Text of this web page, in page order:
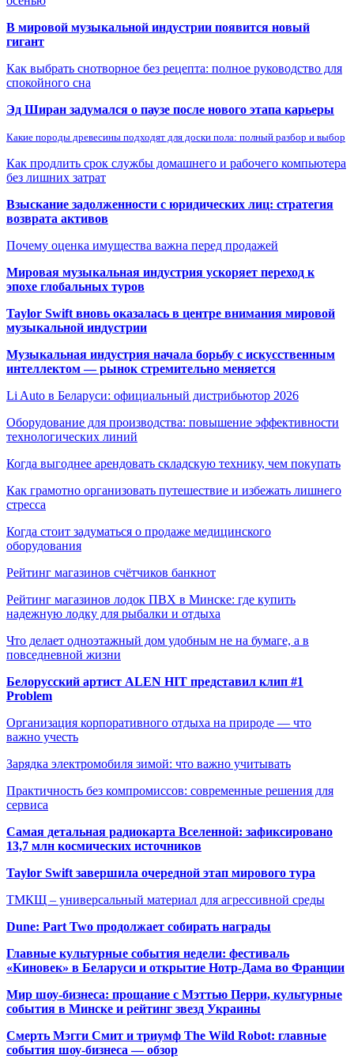
В мировой музыкальной индустрии появится новый
гигант
Как выбрать снотворное без рецепта: полное руководство для
спокойного сна
Эд Ширан задумался о паузе после нового этапа карьеры
Какие породы древесины подходят для доски пола: полный разбор и выбор
Как продлить срок службы домашнего и рабочего компьютера
без лишних затрат
Взыскание задолженности с юридических лиц: стратегия
возврата активов
Почему оценка имущества важна перед продажей
Мировая музыкальная индустрия ускоряет переход к
эпохе глобальных туров
Taylor Swift вновь оказалась в центре внимания мировой
музыкальной индустрии
Музыкальная индустрия начала борьбу с искусственным
интеллектом — рынок стремительно меняется
Li Auto в Беларуси: официальный дистрибьютор 2026
Оборудование для производства: повышение эффективности
технологических линий
Когда выгоднее арендовать складскую технику, чем покупать
Как грамотно организовать путешествие и избежать лишнего
стресса
Когда стоит задуматься о продаже медицинского
оборудования
Рейтинг магазинов счётчиков банкнот
Рейтинг магазинов лодок ПВХ в Минске: где купить
надежную лодку для рыбалки и отдыха
Что делает одноэтажный дом удобным не на бумаге, а в
повседневной жизни
Белорусский артист ALEN HIT представил клип #1
Problem
Организация корпоративного отдыха на природе — что
важно учесть
Зарядка электромобиля зимой: что важно учитывать
Практичность без компромиссов: современные решения для
сервиса
Самая детальная радиокарта Вселенной: зафиксировано
13,7 млн космических источников
Taylor Swift завершила очередной этап мирового тура
ТМКЩ – универсальный материал для агрессивной среды
Dune: Part Two продолжает собирать награды
Главные культурные события недели: фестиваль
«Киновек» в Беларуси и открытие Нотр-Дама во Франции
Мир шоу-бизнеса: прощание с Мэттью Перри, культурные
события в Минске и рейтинг звезд Украины
Смерть Мэгги Смит и триумф The Wild Robot: главные
события шоу-бизнеса — обзор